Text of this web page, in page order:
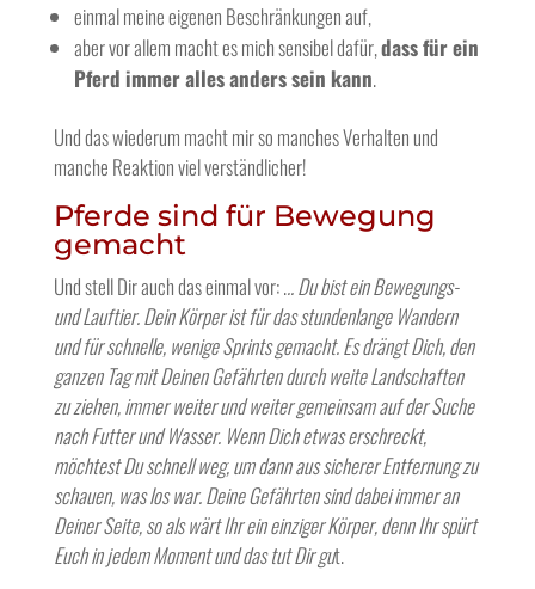
einmal meine eigenen Beschränkungen auf,
aber vor allem macht es mich sensibel dafür,dass für ein
Pferd immer alles anders sein kann.
Und das wiederum macht mir so manches Verhalten und
manche Reaktion viel verständlicher!
Pferde sind für Bewegung
gemacht
Und stell Dir auch das einmal vor: ... Du bist ein Bewegungs-
und Lauftier. Dein Körper ist für das stundenlange Wandern
und für schnelle, wenige Sprints gemacht. Es drängt Dich, den
ganzen Tag mit Deinen Gefährten durch weite Landschaften
zu ziehen, immer weiter und weiter gemeinsam auf der Suche
nach Futter und Wasser. Wenn Dich etwas erschreckt,
möchtest Du schnell weg, um dann aus sicherer Entfernung zu
schauen, was los war. Deine Gefährten sind dabei immer an
Deiner Seite, so als wärt Ihr ein einziger Körper, denn Ihr spürt
Euch in jedem Moment und das tut Dir gut.